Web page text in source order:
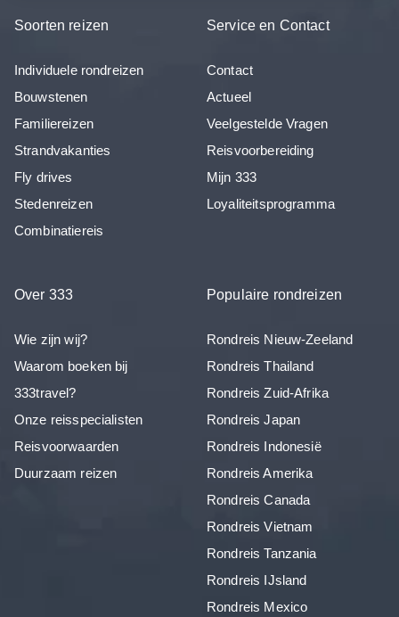
Soorten reizen
Individuele rondreizen
Bouwstenen
Familiereizen
Strandvakanties
Fly drives
Stedenreizen
Combinatiereis
Service en Contact
Contact
Actueel
Veelgestelde Vragen
Reisvoorbereiding
Mijn 333
Loyaliteitsprogramma
Over 333
Wie zijn wij?
Waarom boeken bij
333travel?
Onze reisspecialisten
Reisvoorwaarden
Duurzaam reizen
Populaire rondreizen
Rondreis Nieuw-Zeeland
Rondreis Thailand
Rondreis Zuid-Afrika
Rondreis Japan
Rondreis Indonesië
Rondreis Amerika
Rondreis Canada
Rondreis Vietnam
Rondreis Tanzania
Rondreis IJsland
Rondreis Mexico